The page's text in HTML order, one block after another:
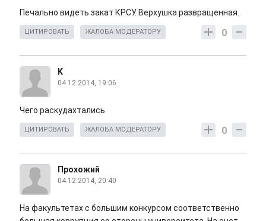
Печально видеть закат КРСУ. Верхушка развращенная.
0
ЦИТИРОВАТЬ ЖАЛОБА МОДЕРАТОРУ
K
04.12.2014, 19:06
Чего раскудахтались
0
ЦИТИРОВАТЬ ЖАЛОБА МОДЕРАТОРУ
Прохожий
04.12.2014, 20:40
На факультетах с большим конкурсом соответственно